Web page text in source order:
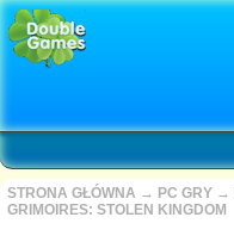
STRONA GŁÓWNA → PC GRY →
GRIMOIRES: STOLEN KINGDOM